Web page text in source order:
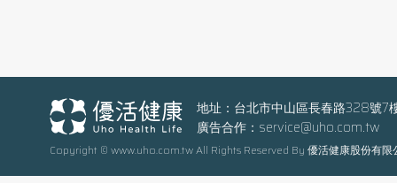
後，奇美醫院永康院區第一醫療大樓11樓呼吸
護病房(RCC)準備室因地震導致電線走火燃燒，
擴大延燒之虞，醫院內受信總機接受訊號並發出
警示及廣播，員工立即啟動自衛消防編組，進
地址：台北市中山區長春路328號7
廣告合作： service@uho.com.tw
Copyright © www.uho.com.tw All Rights Reserved By 優活健康股份有限